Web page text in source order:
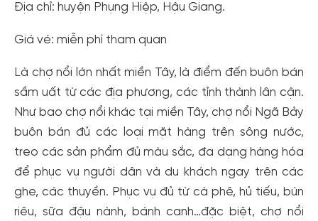
Địa chỉ: huyện Phụng Hiệp, Hậu Giang.
Giá vé: miễn phí tham quan
Là chợ nổi lớn nhất miền Tây, là điểm đến buôn bán
sầm uất từ các địa phương, các tỉnh thành lân cận.
Như bao chợ nổi khác tại miền Tây, chợ nổi Ngã Bảy
buôn bán đủ các loại mặt hàng trên sông nước,
treo các sản phẩm đủ màu sắc, đa dạng hàng hóa
để phục vụ người dân và du khách ngay trên các
ghe, các thuyền. Phục vụ đủ từ cà phê, hủ tiếu, bún
riêu, sữa đậu nành, bánh canh…đặc biệt, chợ nổi